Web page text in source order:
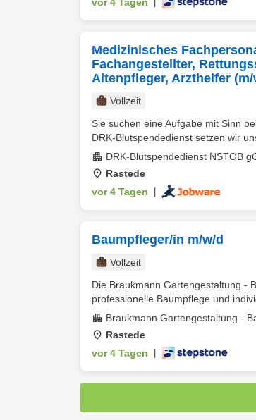
Medizinisches
Fachangestellter,
Altenpfleger, Arzthelfer (m/
Vollzeit
Sie suchen eine Aufgabe mit Sinn
DRK-Blutspendedienst setzen wir
DRK-Blutspendedienst NSTOB
Rastede
vor 4 Tagen
Baumpfleger/in m/w/d
Vollzeit
Die Braukmann Gartengestaltung -
professionelle Baumpflege und
Braukmann Gartengestaltung -
Rastede
vor 4 Tagen